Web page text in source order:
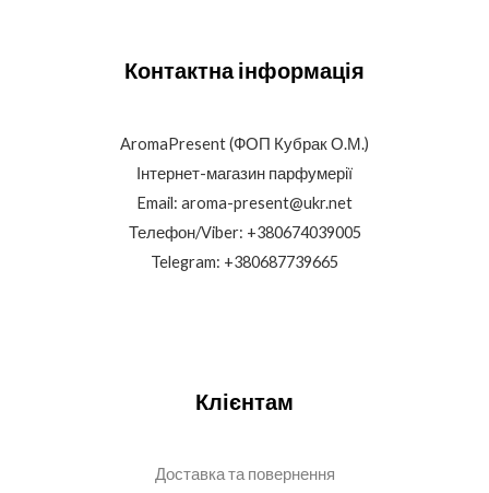
Контактна інформація
AromaPresent (ФОП Кубрак О.М.)
Інтернет-магазин парфумерії
Email: aroma-present@ukr.net
Телефон/Viber: +380674039005
Telegram: +380687739665
Клієнтам
Доставка та повернення